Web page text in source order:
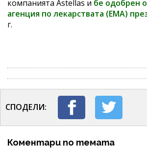
компанията Astellas и бе одобрен
агенция по лекарствата (ЕMA)
г.
СПОДЕЛИ:
Коментари по темата